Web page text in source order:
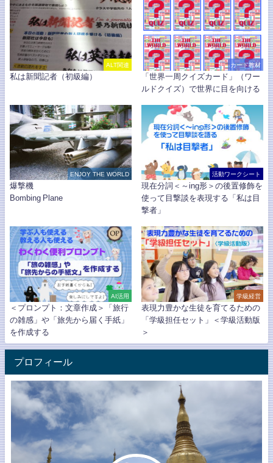
ALT関連
私は新聞記者（初級編）
カード教材
「世界一周クイズカード」（ワー
ルドクイズ）で世界に目を向ける
ENJOY THE WORLD
爆撃機
Bombing Plane
活動ワークシート
現在分詞＜～ing形＞の後置修飾を
使って目撃談を表現する「私は目
撃者」
AI活用
＜プロンプト：文章作成＞「旅行
の雑感」や「旅先から届く手紙」
を作成する
学級経営
表現力豊かな生徒を育てるための
「学級担任セット」＜学級活動版
＞
プロフィール